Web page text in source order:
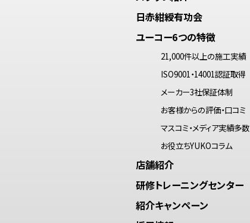
日赤紺綬有功会
ユーコー6つの特徴
21,000件以上の施工実績
ISO9001・14001認証取得
メーカー3社保証体制
お客様からの評価・口コミ
マスコミ・メディア実績多数
お役立ちYUKOコラム
店舗紹介
研修トレーニングセンター
紹介キャンペーン